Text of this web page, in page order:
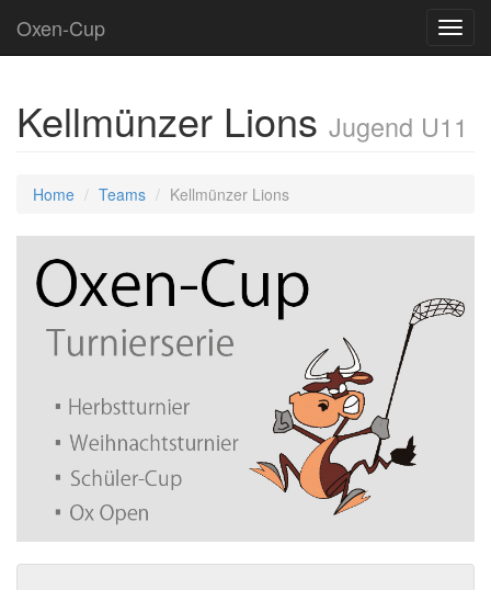
Oxen-Cup
Kellmünzer Lions Jugend U11
Home Teams Kellmünzer Lions